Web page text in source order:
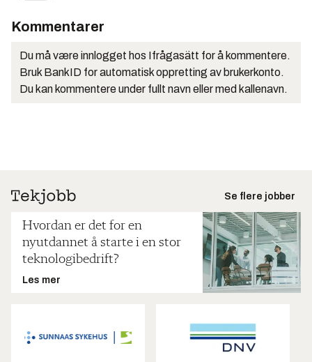
Kommentarer
Du må være innlogget hos Ifrågasätt for å kommentere.
Bruk BankID for automatisk oppretting av brukerkonto.
Du kan kommentere under fullt navn eller med kallenavn.
Se flere jobber
Hvordan er det for en
nyutdannet å starte i en stor
teknologibedrift?
Les mer